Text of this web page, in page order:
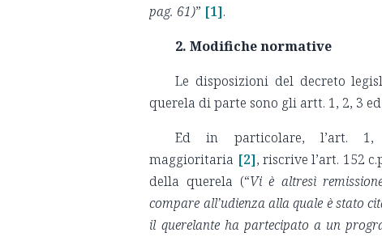
pag. 61)” [1].
2. Modifiche normative
Le disposizioni del decreto
querela di parte sono gli artt. 1, 2, 3 ed
Ed in particolare, l’art. 1,
maggioritaria [2], riscrive l’art. 152
della querela (“Vi è altresì
compare all’udienza alla quale è stato
il querelante ha partecipato a un